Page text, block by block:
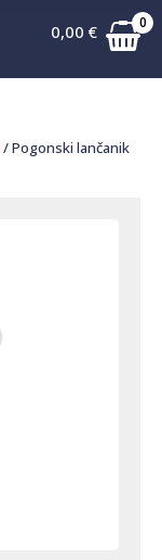
0,00 € 0
/ Pogonski lančanik